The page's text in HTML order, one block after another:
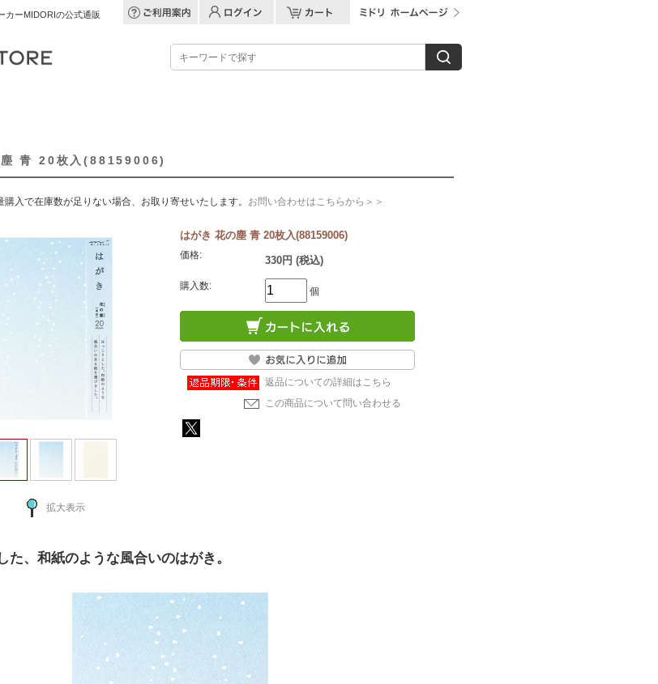
カーMIDORIの公式通販
塵 青 20枚入(88159006)
購入で在庫数が足りない場合、お取り寄せいたします。 お問い合わせはこちらから＞＞
拡大表示
はがき 花の塵 青 20枚入(88159006)
価格: 330円 (税込)
購入数: 個
返品についての詳細はこちら
この商品について問い合わせる
た、和紙のような風合いのはがき。